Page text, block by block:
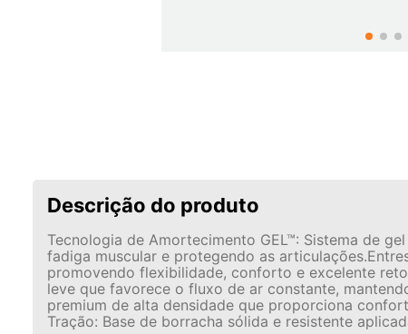
Descrição do produto
Tecnologia de Amortecimento GEL™: Sistema de
fadiga muscular e protegendo as
promovendo flexibilidade, conforto e excelente
leve que favorece o fluxo de ar constante,
premium de alta densidade que proporciona
Tração: Base de borracha sólida e resistente